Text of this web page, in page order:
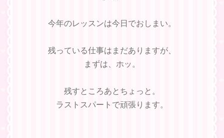
今年のレッスンは今日でおしまい。
残っている仕事はまだありますが、
まずは、ホッ。
残すところあとちょっと。
ラストスパートで頑張ります。